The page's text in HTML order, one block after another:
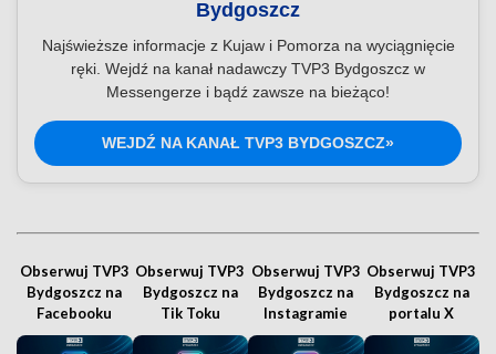
Bydgoszcz
Najświeższe informacje z Kujaw i Pomorza na wyciągnięcie
ręki. Wejdź na kanał nadawczy TVP3 Bydgoszcz w
Messengerze i bądź zawsze na bieżąco!
WEJDŹ NA KANAŁ TVP3 BYDGOSZCZ»
Obserwuj TVP3
Bydgoszcz na
Facebooku
Obserwuj TVP3
Bydgoszcz na
Tik Toku
Obserwuj TVP3
Bydgoszcz na
Instagramie
Obserwuj TVP3
Bydgoszcz na
portalu X